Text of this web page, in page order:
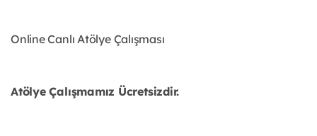
Online Canlı Atölye Çalışması
Atölye Çalışmamız Ücretsizdir.